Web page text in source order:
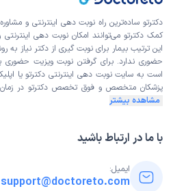
دکترتو ساده‌ترین راه نوبت‌ دهی اینترنتی و
کمک دکترتو می‌توانند امکان نوبت دهی
این ترتیب بیمار برای نوبت گیری از دکتر نیاز
حضوری ندارد. برای گرفتن نوبت ویزیت حضوری
است به سایت نوبت دهی اینترنتی دکترتو یا
پزشکان متخصص و فوق تخصص دکترتو در
مشاهده بیشتر
با ما در ارتباط باشید
ایمیل:
support@doctoreto.com